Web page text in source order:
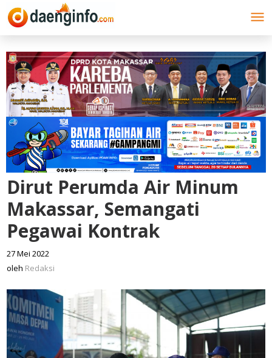
Lewati
ke
Dirut Perumda Air Minum
Makassar, Semangati
Pegawai Kontrak
27 Mei 2022
oleh Redaksi